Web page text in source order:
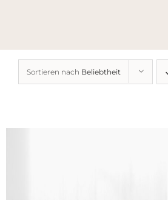
Sortieren nach Beliebtheit